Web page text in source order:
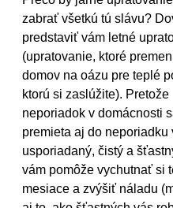
zabrať všetkú tú slávu?
predstaviť vám letné
(upratovanie, ktoré
domov na oázu pre teplé
ktorú si zaslúžite). Pretože
neporiadok v domácnosti
premieta aj do neporiadku
usporiadaný, čistý a
vám pomôže vychutnať si
mesiace a zvýšiť náladu